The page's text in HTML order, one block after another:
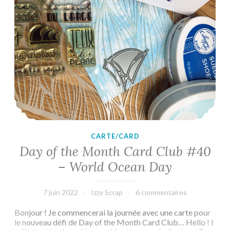
CARTE/CARD
Day of the Month Card Club #40
– World Ocean Day
7 juin 2022 Izzy Scrap 6 commentaires
Bonjour ! Je commencerai la journée avec une carte pour
le nouveau défi de Day of the Month Card Club… Hello ! I